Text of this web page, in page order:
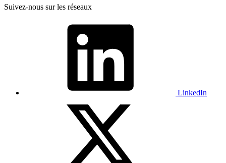
Suivez-nous sur les réseaux
LinkedIn